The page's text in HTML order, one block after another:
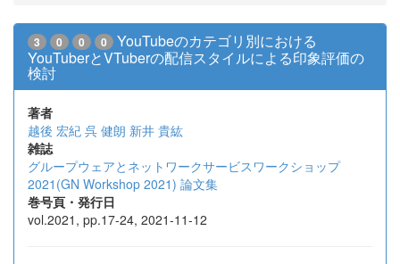
3 0 0 0
YouTubeのカテゴリ別における
YouTuberとVTuberの配信スタイルによる印象評価の
検討
著者
越後 宏紀 呉 健朗 新井 貴紘
雑誌
グループウェアとネットワークサービスワークショップ
2021(GN Workshop 2021) 論文集
巻号頁・発行日
vol.2021, pp.17-24, 2021-11-12